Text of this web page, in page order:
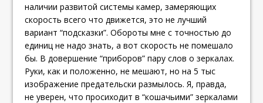
наличии развитой системы камер, замеряющих
скорость всего что движется, это не лучший
вариант “подсказки”. Обороты мне с точностью до
единиц не надо знать, а вот скорость не помешало
бы. В довершение “приборов” пару слов о зеркалах.
Руки, как и положенно, не мешают, но на 5 тыс
изображение предательски размылось. Я, правда,
не уверен, что просиходит в “кошачьими” зеркалами